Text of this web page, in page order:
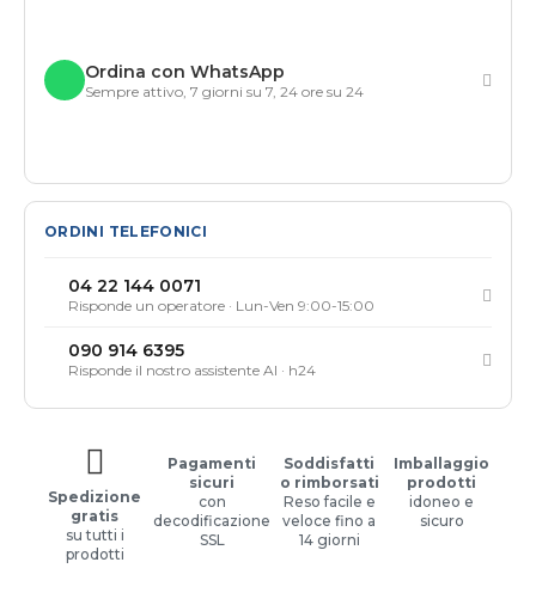
Ordina con WhatsApp
Sempre attivo, 7 giorni su 7, 24 ore su 24
ORDINI TELEFONICI
04 22 144 0071
Risponde un operatore · Lun-Ven 9:00-15:00
090 914 6395
Risponde il nostro assistente AI · h24
Spedizione
gratis
su tutti i
prodotti
Pagamenti
sicuri
con
decodificazione
SSL
Soddisfatti
o rimborsati
Reso facile e
veloce fino a
14 giorni
Imballaggio
prodotti
idoneo e
sicuro